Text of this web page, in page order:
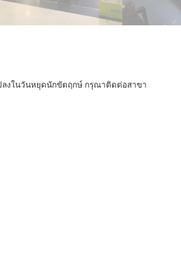
ลงในวันหยุดนักขัตฤกษ์ กรุณาติดต่อสาขา